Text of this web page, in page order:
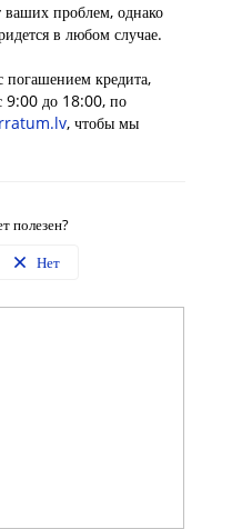
проблем, однако
в любом случае.
кредита,
9:00 до 18:00, по
, чтобы мы
полезен?
Нет